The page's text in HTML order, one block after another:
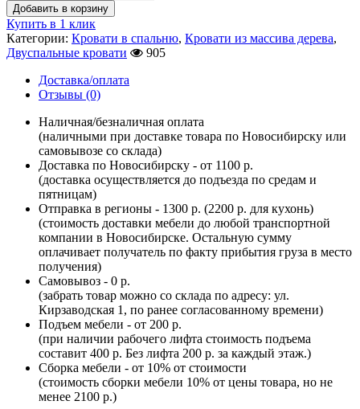
Добавить в корзину
Купить в 1 клик
Категории: Кровати в спальню, Кровати из массива дерева,
Двуспальные кровати
905
Доставка/оплата
Отзывы (0)
Наличная/безналичная оплата
(наличными при доставке товара по Новосибирску или
самовывозе со склада)
Доставка по Новосибирску - от 1100 р.
(доставка осуществляется до подъезда по средам и
пятницам)
Отправка в регионы - 1300 р. (2200 р. для кухонь)
(стоимость доставки мебели до любой транспортной
компании в Новосибирске. Остальную сумму
оплачивает получатель по факту прибытия груза в место
получения)
Самовывоз - 0 р.
(забрать товар можно со склада по адресу: ул.
Кирзаводская 1, по ранее согласованному времени)
Подъем мебели - от 200 р.
(при наличии рабочего лифта стоимость подъема
составит 400 р. Без лифта 200 р. за каждый этаж.)
Сборка мебели - от 10% от стоимости
(стоимость сборки мебели 10% от цены товара, но не
менее 2100 р.)